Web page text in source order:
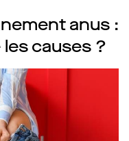
anus :
causes ?